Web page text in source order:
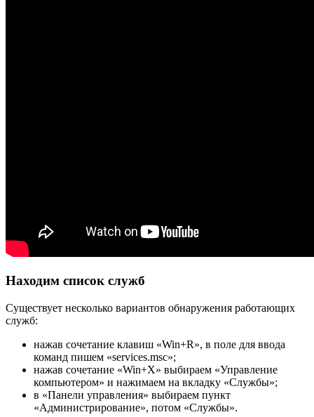
Находим список служб
Существует несколько вариантов обнаружения работающих
служб:
нажав сочетание клавиш «Win+R», в поле для ввода
команд пишем «services.msc»;
нажав сочетание «Win+X» выбираем «Управление
компьютером» и нажимаем на вкладку «Службы»;
в «Панели управления» выбираем пункт
«Администрирование», потом «Службы».